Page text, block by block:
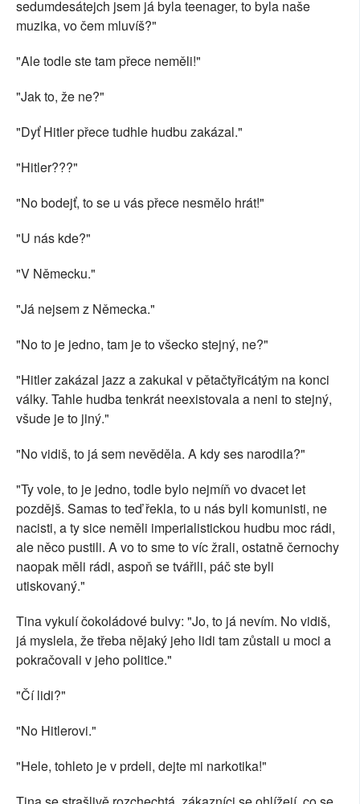
sedumdesátejch jsem já byla teenager, to byla naše
muzika, vo čem mluvíš?"
"Ale todle ste tam přece neměli!"
"Jak to, že ne?"
"Dyť Hitler přece tudhle hudbu zakázal."
"Hitler???"
"No bodejť, to se u vás přece nesmělo hrát!"
"U nás kde?"
"V Německu."
"Já nejsem z Německa."
"No to je jedno, tam je to všecko stejný, ne?"
"Hitler zakázal jazz a zakukal v pětačtyřicátým na konci
války. Tahle hudba tenkrát neexistovala a neni to stejný,
všude je to jiný."
"No vidiš, to já sem nevěděla. A kdy ses narodila?"
"Ty vole, to je jedno, todle bylo nejmíň vo dvacet let
pozdějš. Samas to teď řekla, to u nás byli komunisti, ne
nacisti, a ty sice neměli imperialistickou hudbu moc rádi,
ale něco pustili. A vo to sme to víc žrali, ostatně černochy
naopak měli rádi, aspoň se tvářili, páč ste byli
utiskovaný."
Tina vykulí čokoládové bulvy: "Jo, to já nevím. No vidiš,
já myslela, že třeba nějaký jeho lidi tam zůstali u moci a
pokračovali v jeho politice."
"Čí lidi?"
"No Hitlerovi."
"Hele, tohleto je v prdeli, dejte mi narkotika!"